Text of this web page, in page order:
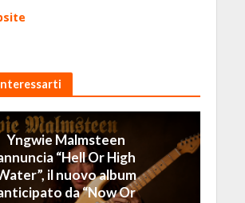
Yngwie Malmsteen
“Hell Or High
il nuovo album
da “Now Or